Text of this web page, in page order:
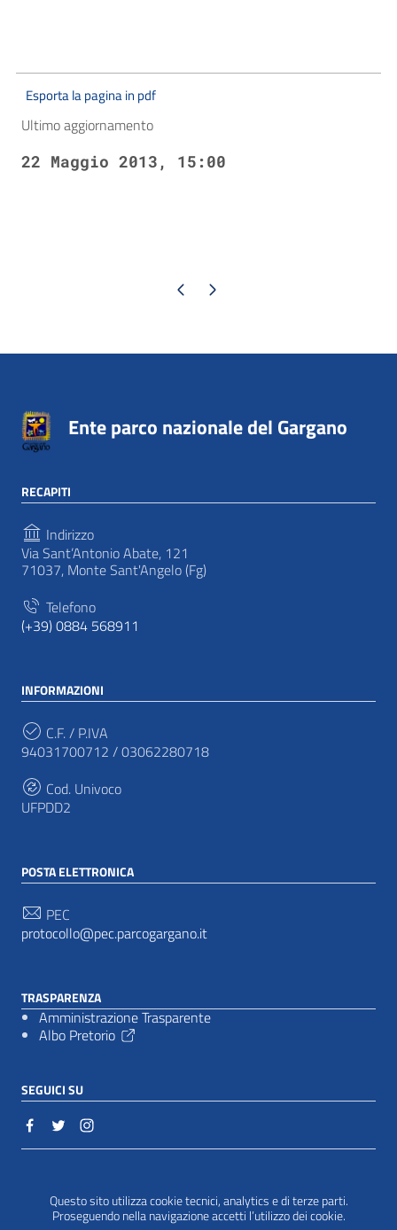
Questo sito utilizza cookie tecnici, analytics e di terze parti.
Proseguendo nella navigazione accetti l’utilizzo dei cookie.
Esporta la pagina in pdf
Ultimo aggiornamento
22 Maggio 2013, 15:00
Pagina precedente
Pagina successiva
Ente parco nazionale del Gargano
RECAPITI
Indirizzo
Via Sant’Antonio Abate, 121
71037, Monte Sant'Angelo (Fg)
Telefono
(+39) 0884 568911
INFORMAZIONI
C.F. / P.IVA
94031700712 / 03062280718
Cod. Univoco
UFPDD2
POSTA ELETTRONICA
PEC
protocollo@pec.parcogargano.it
TRASPARENZA
Amministrazione Trasparente
Albo Pretorio
SEGUICI SU